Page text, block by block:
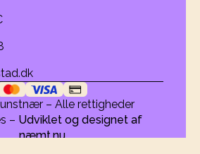
– Alle rettigheder
– Udviklet og designet af
næmt.nu